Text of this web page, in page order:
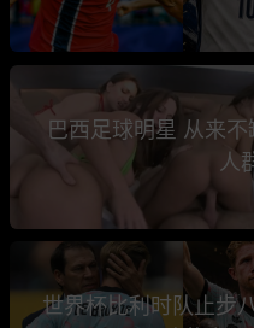
巴西足球明星 从来
人
世界杯比利时队止步